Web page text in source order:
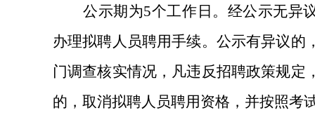
公示期为5个工作日。经公示无异
办理拟聘人员聘用手续。公示有异议的
门调查核实情况，凡违反招聘政策规定
的，取消拟聘人员聘用资格，并按照考